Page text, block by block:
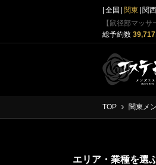
全国 関東 関西
【鼠径部マッ
総予約数
TOP 関東メ
エリア・業種を選